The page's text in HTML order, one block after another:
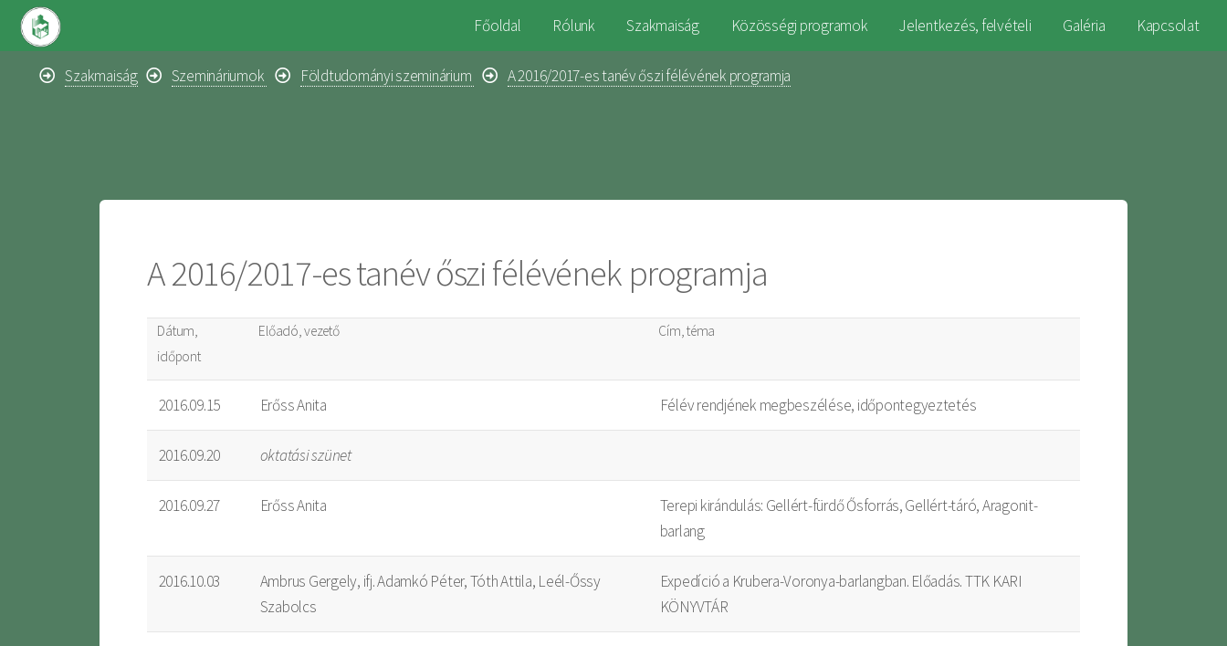
Főoldal Rólunk Szakmaiság Közösségi programok Jelentkezés, felvételi Galéria Kapcsolat
Szakmaiság Szemináriumok Földtudományi szeminárium A 2016/2017-es tanév őszi félévének programja
A 2016/2017-es tanév őszi félévének programja
Dátum,
időpont
Előadó, vezető Cím, téma
2016.09.15 Erőss Anita Félév rendjének megbeszélése, időpontegyeztetés
2016.09.20 oktatási szünet
2016.09.27 Erőss Anita
Terepi kirándulás: Gellért-fürdő Ősforrás, Gellért-táró, Aragonit-
barlang
2016.10.03
Ambrus Gergely, ifj. Adamkó Péter, Tóth Attila, Leél-Őssy
Szabolcs
Expedíció a Krubera-Voronya-barlangban. Előadás. TTK KARI
KÖNYVTÁR